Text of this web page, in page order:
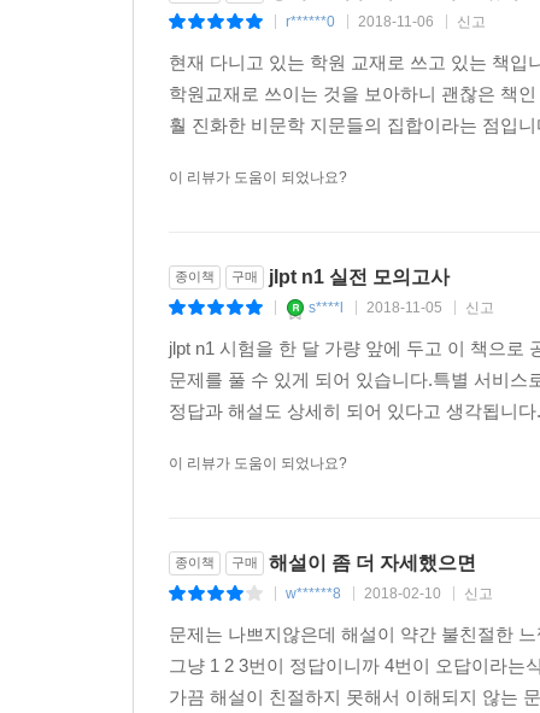
모든 문제에 출제 포인트를 제시하여 출제의도를
③ 난이도 표시
모든 문제에 ★로 난이도를 표기했습니다. 문제의
④ mp3 파일 번호
⑤ 해석
지문과 문제&선택지에 대한 정확한 한글 해석을
⑥ 해설
저자의 노하우가 그대로 녹아 있는 해설입니다.
⑦ 어휘
r******0 2018-11-06 신고
현재 다니고 있는 학원 교재로 쓰고 있는 책
학원교재로 쓰이는 것을 보아하니 괜찮은 책
훨 진화한 비문학 지문들의 집합이라는 점입
이 리뷰가 도움이 되었나요?
종이책 구매 jlpt n1 실전 모의고사
s****l 2018-11-05 신고
jlpt n1 시험을 한 달 가량 앞에 두고 이 책으로
문제를 풀 수 있게 되어 있습니다.특별 서비
정답과 해설도 상세히 되어 있다고 생각됩니
이 리뷰가 도움이 되었나요?
종이책 구매 해설이 좀 더 자세했으면
w******8 2018-02-10 신고
문제는 나쁘지않은데 해설이 약간 불친절한
그냥 1 2 3번이 정답이니까 4번이 오답이라
가끔 해설이 친절하지 못해서 이해되지 않는